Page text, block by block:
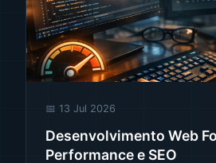
📅 13 Jul 2026
Desenvolvimento Web
Performance e SEO